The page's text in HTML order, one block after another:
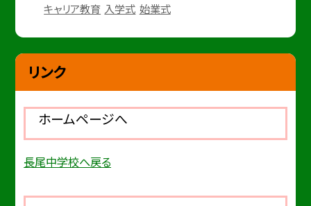
キャリア教育 入学式 始業式
リンク
ホームページへ
長尾中学校へ戻る